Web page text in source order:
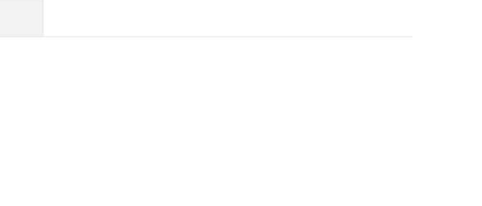
計20W 高功率UV誘